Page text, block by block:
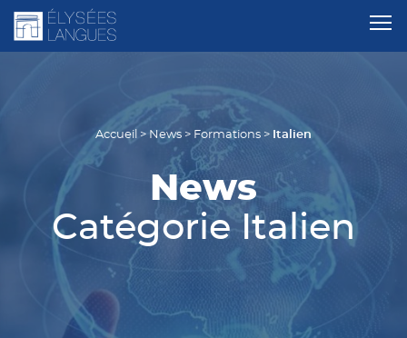
Accueil > News > Formations > Italien
News
Catégorie Italien